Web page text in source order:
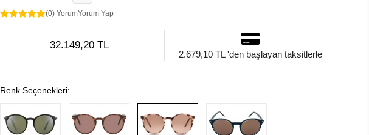
(0) YorumYorum Yap
32.149,20 TL
2.679,10 TL 'den başlayan taksitlerle
Renk Seçenekleri: